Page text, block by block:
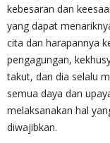
kebesaran dan
yang dapat
cita dan harapannya
pengagungan,
takut, dan dia selalu
semua daya dan
melaksanakan hal
diwajibkan.